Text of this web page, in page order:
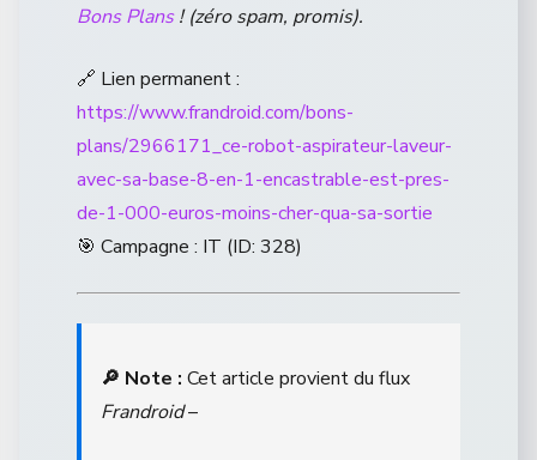
Bons Plans! (zéro spam, promis).
🔗 Lien permanent :
https://www.frandroid.com/bons-
plans/2966171_ce-robot-aspirateur-laveur-
avec-sa-base-8-en-1-encastrable-est-pres-
de-1-000-euros-moins-cher-qua-sa-sortie
🎯 Campagne : IT (ID: 328)
🔎 Note : Cet article provient du flux
Frandroid–